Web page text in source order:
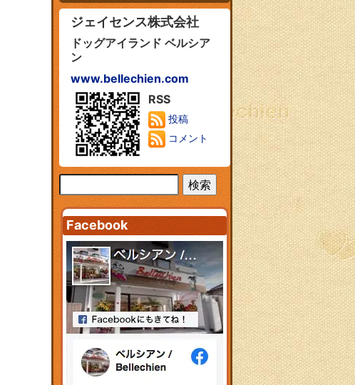
ジェイセンス株式会社
ドッグアイランド ベルシア
ン
www.bellechien.com
RSS
投稿
コメント
Facebook